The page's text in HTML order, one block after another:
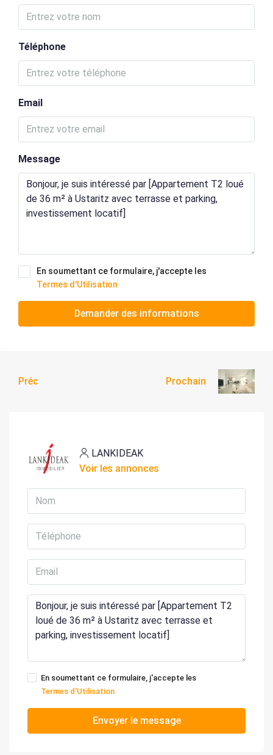
Téléphone
Email
Message
En soumettant ce formulaire, j'accepte les
Termes d'Utilisation
Demander des informations
Préc Prochain
LANKIDEAK
Voir les annonces
En soumettant ce formulaire, j'accepte les
Termes d'Utilisation
Envoyer le message